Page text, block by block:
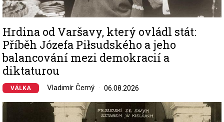
Hrdina od Varšavy, který ovládl stát:
Příběh Józefa Piłsudského a jeho
balancování mezi demokracií a
diktaturou
VÁLKA Vladimír Černý 06.08.2026
Image